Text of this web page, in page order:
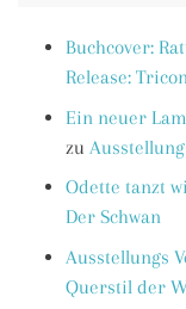
Buchcover:
Release:
Ein neuer
zu
Odette tanzt
Der Schwan
Ausstellungs
Querstil der